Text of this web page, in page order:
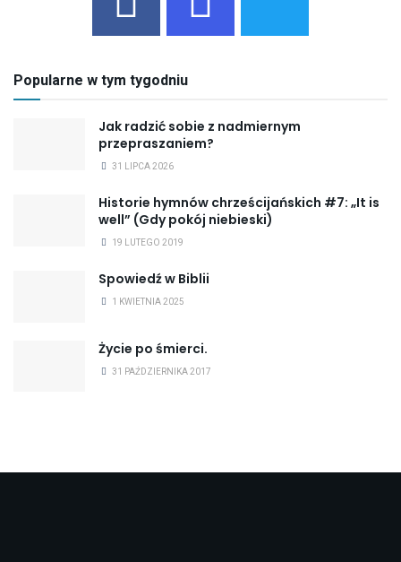
Popularne w tym tygodniu
Jak radzić sobie z nadmiernym
przepraszaniem?
31 LIPCA 2026
Historie hymnów chrześcijańskich #7: „It is
well” (Gdy pokój niebieski)
19 LUTEGO 2019
Spowiedź w Biblii
1 KWIETNIA 2025
Życie po śmierci.
31 PAŹDZIERNIKA 2017